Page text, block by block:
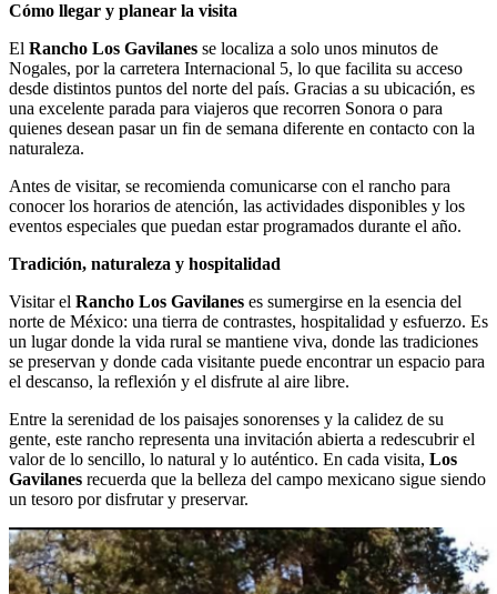
Cómo llegar y planear la visita
El Rancho Los Gavilanes se localiza a solo unos minutos de
Nogales, por la carretera Internacional 5, lo que facilita su acceso
desde distintos puntos del norte del país. Gracias a su ubicación, es
una excelente parada para viajeros que recorren Sonora o para
quienes desean pasar un fin de semana diferente en contacto con la
naturaleza.
Antes de visitar, se recomienda comunicarse con el rancho para
conocer los horarios de atención, las actividades disponibles y los
eventos especiales que puedan estar programados durante el año.
Tradición, naturaleza y hospitalidad
Visitar el Rancho Los Gavilanes es sumergirse en la esencia del
norte de México: una tierra de contrastes, hospitalidad y esfuerzo. Es
un lugar donde la vida rural se mantiene viva, donde las tradiciones
se preservan y donde cada visitante puede encontrar un espacio para
el descanso, la reflexión y el disfrute al aire libre.
Entre la serenidad de los paisajes sonorenses y la calidez de su
gente, este rancho representa una invitación abierta a redescubrir el
valor de lo sencillo, lo natural y lo auténtico. En cada visita, Los
Gavilanes recuerda que la belleza del campo mexicano sigue siendo
un tesoro por disfrutar y preservar.